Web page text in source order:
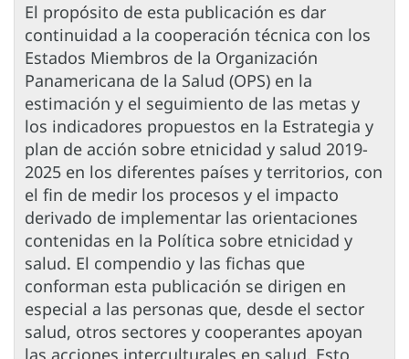
El propósito de esta publicación es dar
continuidad a la cooperación técnica con los
Estados Miembros de la Organización
Panamericana de la Salud (OPS) en la
estimación y el seguimiento de las metas y
los indicadores propuestos en la Estrategia y
plan de acción sobre etnicidad y salud 2019-
2025 en los diferentes países y territorios, con
el fin de medir los procesos y el impacto
derivado de implementar las orientaciones
contenidas en la Política sobre etnicidad y
salud. El compendio y las fichas que
conforman esta publicación se dirigen en
especial a las personas que, desde el sector
salud, otros sectores y cooperantes apoyan